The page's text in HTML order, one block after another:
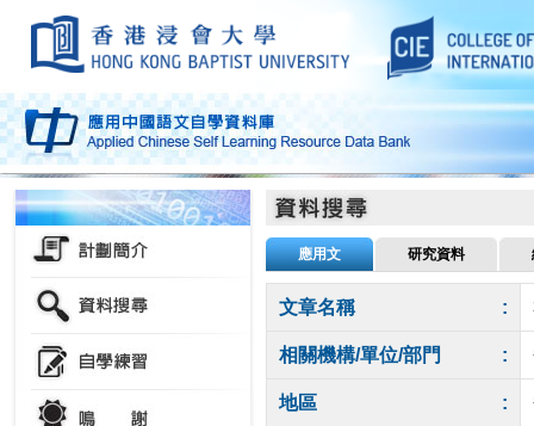
應用文 研究資料
文章名稱 :
相關機構/單位/部門 :
地區 :